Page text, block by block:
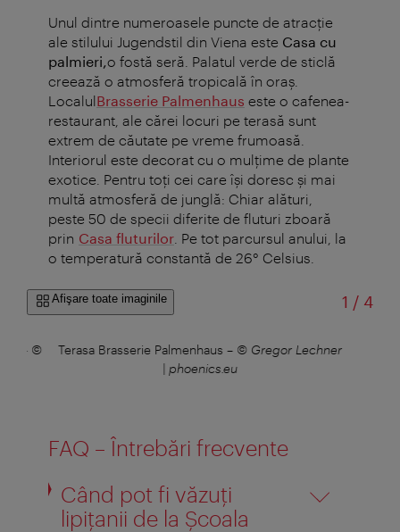
Unul dintre numeroasele puncte de atracție
ale stilului Jugendstil din Viena este Casa cu
palmieri,o fostă seră. Palatul verde de sticlă
creează o atmosferă tropicală în oraș.
LocalulBrasserie Palmenhaus este o cafenea-
restaurant, ale cărei locuri pe terasă sunt
extrem de căutate pe vreme frumoasă.
Interiorul este decorat cu o mulțime de plante
exotice. Pentru toți cei care își doresc și mai
multă atmosferă de junglă: Chiar alături,
peste 50 de specii diferite de fluturi zboară
prin Casa fluturilor . Pe tot parcursul anului, la
o temperatură constantă de 26° Celsius.
Afişare toate imaginile 1 /din
4
– © Terasa Brasserie Palmenhaus – © Gregor Lechner
| phoenics.eu
FAQ – Întrebări frecvente
Când pot fi văzuți
lipițanii de la Școala